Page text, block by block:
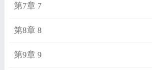
第7章 7
第8章 8
第9章 9